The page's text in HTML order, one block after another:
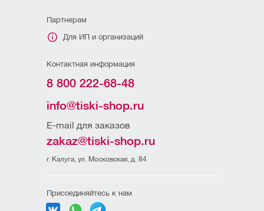
Партнерам
Для ИП и организаций
Контактная информация
8 800 222-68-48
info@tiski-shop.ru
E-mail для заказов
zakaz@tiski-shop.ru
г. Калуга, ул. Московская, д. 84
Присоединяйтесь к нам